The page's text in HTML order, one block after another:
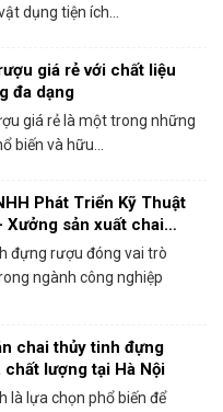
dụng tiện ích...
giá rẻ với chất liệu
đa dạng
giá rẻ là một trong những
biến và hữu...
Phát Triển Kỹ Thuật
Xưởng sản xuất chai
rượu chất lượng
đựng rượu đóng vai trò
ngành công nghiệp
chai thủy tinh đựng
lượng tại Hà Nội
là lựa chọn phổ biến để